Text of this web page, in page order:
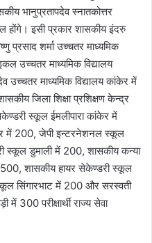
भानुप्रतापदेव स्नातकोत्तर
होंगे। इसी प्रकार शासकीय इंदरु
प्रसाद शर्मा उच्चतर माध्यमिक
उच्चतर माध्यमिक विद्यालय
उच्चतर माध्यमिक विद्यालय कांकेर में
जिला शिक्षा प्रशिक्षण केन्द्र
स्कूल ईमलीपारा कांकेर में
में 200, जेपी इन्टरनेशनल स्कूल
स्कूल डुमाली में 200, शासकीय कन्या
शासकीय हायर सेकेण्डरी स्कूल
सिंगारभाट में 200 और सरस्वती
300 परीक्षार्थी राज्य सेवा